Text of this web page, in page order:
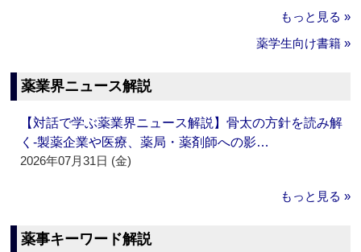
もっと見る »
薬学生向け書籍 »
薬業界ニュース解説
【対話で学ぶ薬業界ニュース解説】骨太の方針を読み解
く‐製薬企業や医療、薬局・薬剤師への影…
2026年07月31日 (金)
もっと見る »
薬事キーワード解説